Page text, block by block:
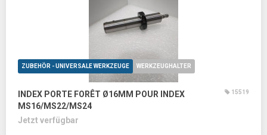
ZUBEHÖR - UNIVERSALE WERKZEUGE WERKZEUGHALTER
INDEX PORTE FORÊT Ø16MM POUR INDEX
MS16/MS22/MS24
15519
Jetzt verfügbar